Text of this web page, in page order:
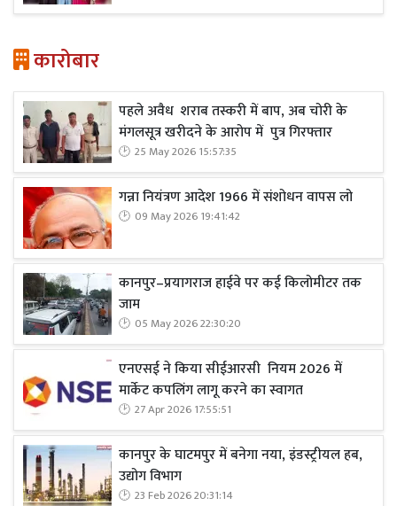
कारोबार
पहले अवैध शराब तस्करी में बाप, अब चोरी के
मंगलसूत्र खरीदने के आरोप में पुत्र गिरफ्तार
25 May 2026 15:57:35
गन्ना नियंत्रण आदेश 1966 में संशोधन वापस लो
09 May 2026 19:41:42
कानपुर–प्रयागराज हाईवे पर कई किलोमीटर तक
जाम
05 May 2026 22:30:20
एनएसई ने किया सीईआरसी नियम 2026 में
मार्केट कपलिंग लागू करने का स्वागत
27 Apr 2026 17:55:51
कानपुर के घाटमपुर में बनेगा नया, इंडस्ट्रीयल हब,
उद्योग विभाग
23 Feb 2026 20:31:14